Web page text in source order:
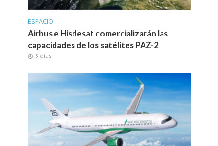
ESPACIO
Airbus e Hisdesat comercializarán las
capacidades de los satélites PAZ-2
3 días